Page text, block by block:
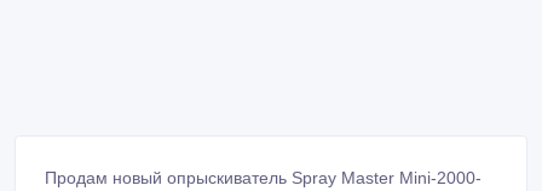
Продам новый опрыскиватель Spray Master Mini-2000-